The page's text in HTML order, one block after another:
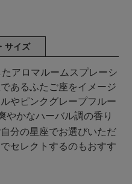
サイズ
アロマルームスプレーシ
あるふたご座をイメージ
やピンクグレープフルー
やかなハーバル調の香り
分の星座でお選びいただ
セレクトするのもおすす